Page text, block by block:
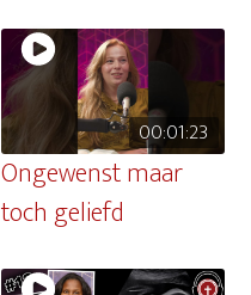
00:01:23
Ongewenst maar
toch geliefd